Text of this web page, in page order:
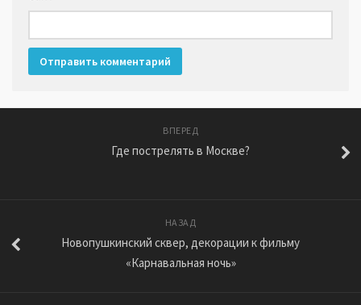
ВПЕРЕД
Где пострелять в Москве?
НАЗАД
Новопушкинский сквер, декорации к фильму
«Карнавальная ночь»